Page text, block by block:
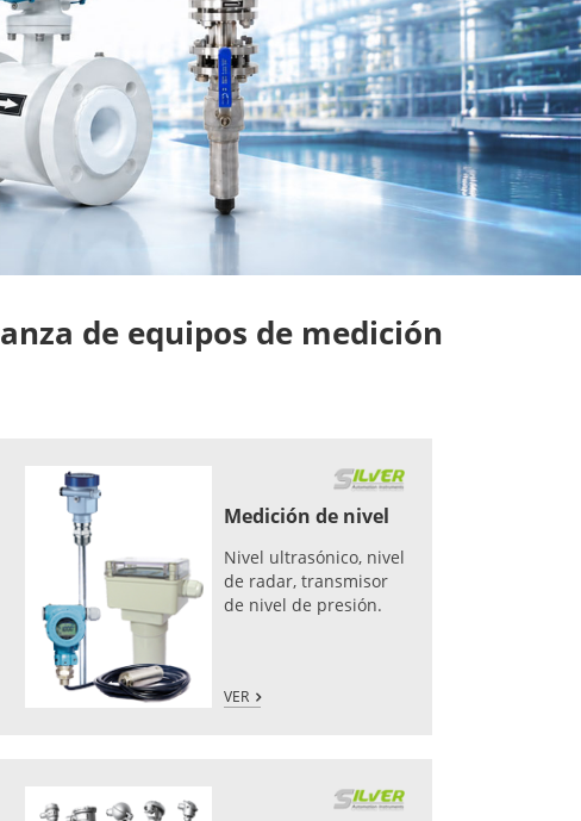
de equipos de medición
Medición de nivel
Nivel ultrasónico, nivel
de radar, transmisor
de nivel de presión.
VER